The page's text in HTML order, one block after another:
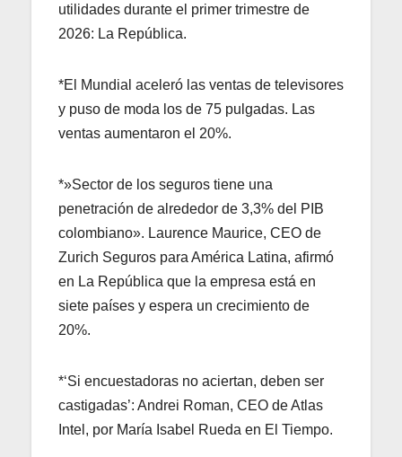
utilidades durante el primer trimestre de
2026: La República.
*El Mundial aceleró las ventas de televisores
y puso de moda los de 75 pulgadas. Las
ventas aumentaron el 20%.
*»Sector de los seguros tiene una
penetración de alrededor de 3,3% del PIB
colombiano». Laurence Maurice, CEO de
Zurich Seguros para América Latina, afirmó
en La República que la empresa está en
siete países y espera un crecimiento de
20%.
*‘Si encuestadoras no aciertan, deben ser
castigadas’: Andrei Roman, CEO de Atlas
Intel, por María Isabel Rueda en El Tiempo.